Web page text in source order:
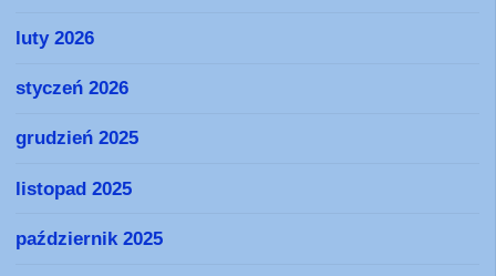
luty 2026
styczeń 2026
grudzień 2025
listopad 2025
październik 2025